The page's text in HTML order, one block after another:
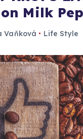
Milk
Vaňková Life Style